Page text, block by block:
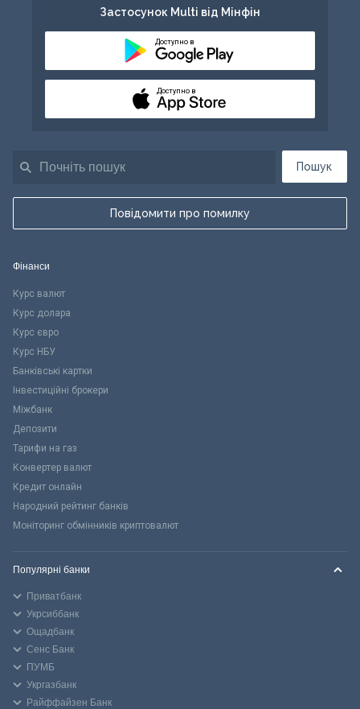
Пошук
Повідомити про помилку
Застосунок Multi від Мінфін
Доступно в
Доступно в
Фінанси
Курс валют
Курс долара
Курс євро
Курс НБУ
Банківські картки
Інвестиційні брокери
Міжбанк
Депозити
Тарифи на газ
Конвертер валют
Кредит онлайн
Народний рейтинг банків
Моніторинг обмінників криптовалют
Популярні банки
Приватбанк
Укрсиббанк
Ощадбанк
Сенс Банк
ПУМБ
Укргазбанк
Райффайзен Банк